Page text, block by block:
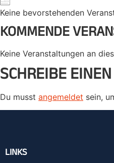
Keine bevorstehenden
KOMMENDE
Keine Veranstaltungen an
SCHREIBE
Du musst angemeldet sein,
LINKS